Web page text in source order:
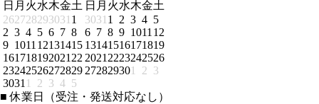
日 月 火水木金土
262728293031 1
2 3 4 5 6 7 8
9 1011 12131415
161718192021 22
23242526272829
3031 1 2 3 4 5
日 月 火水木金土
3031 1 2 3 4 5
6 7 8 9 1011 12
13141516171819
2021 2223242526
272829301 2 3
■ 休業日（受注・発送対応なし）